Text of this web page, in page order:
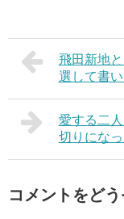
飛田新地
選して書い
愛する二
切りになっ
コメントをど